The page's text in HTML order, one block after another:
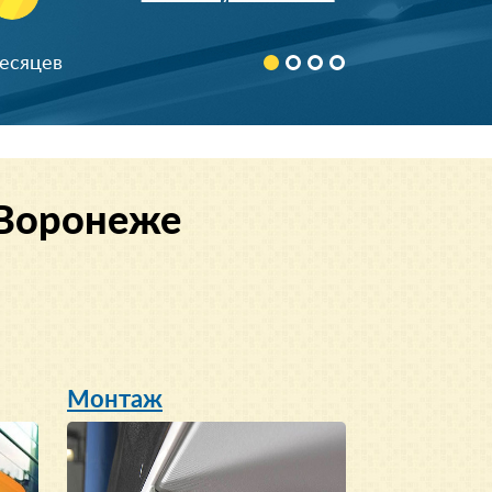
8 (926) 64*-43-65
8 (916) 740-**-*1
898522***68
892532***70
+791628***10
896851***98
+796715***87
Монтаж